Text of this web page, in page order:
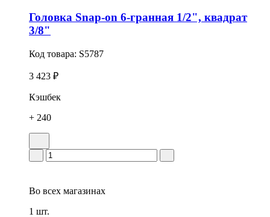
Головка Snap-on 6-гранная 1/2", квадрат
3/8"
Код товара: S5787
3 423 ₽
Кэшбек
+ 240
Во всех магазинах
1 шт.